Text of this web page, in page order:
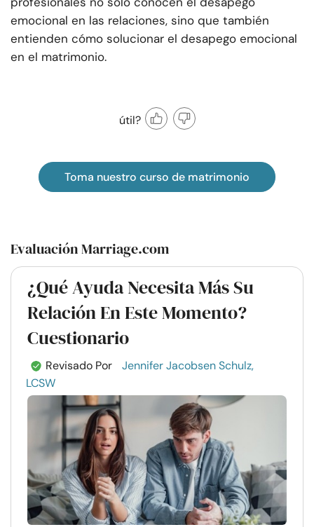
emocional en las relaciones, sino que también
entienden cómo solucionar el desapego emocional
en el matrimonio.
útil?
Toma nuestro curso de matrimonio
Evaluación Marriage.com
¿Qué Ayuda Necesita Más Su
Relación En Este Momento?
Cuestionario
Revisado Por
Jennifer Jacobsen Schulz,
LCSW